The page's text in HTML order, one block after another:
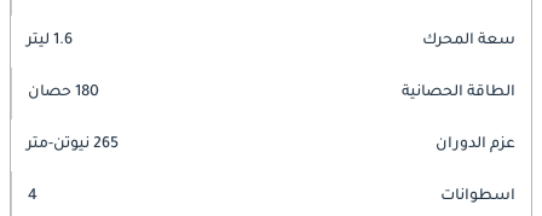
سعة المحرك 1.6 ليتر
الطاقة الحصانية 180 حصان
عزم الدوران 265 نيوتن-متر
اسطوانات 4